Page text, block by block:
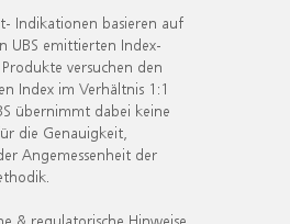
Indikationen basieren auf
UBS emittierten Index-
versuchen den
Index im Verhältnis 1:1
übernimmt dabei keine
die Genauigkeit,
Angemessenheit der